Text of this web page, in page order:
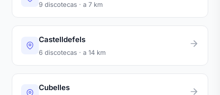
9 discotecas · a 7 km
Castelldefels
6 discotecas · a 14 km
Cubelles